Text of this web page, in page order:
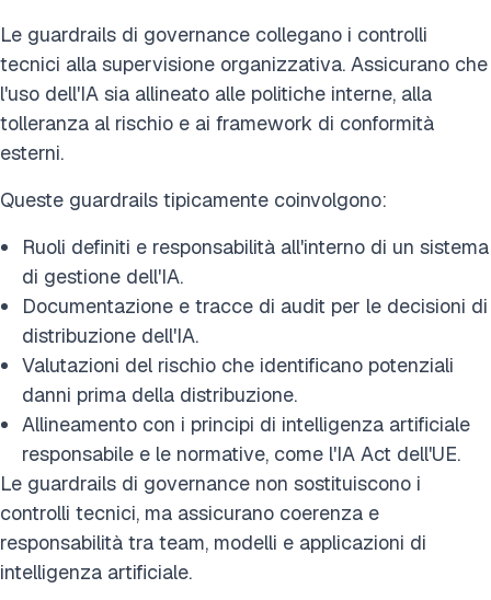
Le guardrails di governance collegano i controlli
tecnici alla supervisione organizzativa. Assicurano che
l'uso dell'IA sia allineato alle politiche interne, alla
tolleranza al rischio e ai framework di conformità
esterni.
Queste guardrails tipicamente coinvolgono:
Ruoli definiti e responsabilità all'interno di un sistema
di gestione dell'IA.
Documentazione e tracce di audit per le decisioni di
distribuzione dell'IA.
Valutazioni del rischio che identificano potenziali
danni prima della distribuzione.
Allineamento con i principi di intelligenza artificiale
responsabile e le normative, come l'IA Act dell'UE.
Le guardrails di governance non sostituiscono i
controlli tecnici, ma assicurano coerenza e
responsabilità tra team, modelli e applicazioni di
intelligenza artificiale.